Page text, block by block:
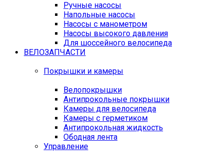
Ручные насосы
Напольные насосы
Насосы с манометром
Насосы высокого давления
Для шоссейного велосипеда
ВЕЛОЗАПЧАСТИ
Покрышки и камеры
Велопокрышки
Антипрокольные покрышки
Камеры для велосипеда
Камеры с герметиком
Антипрокольная жидкость
Ободная лента
Управление